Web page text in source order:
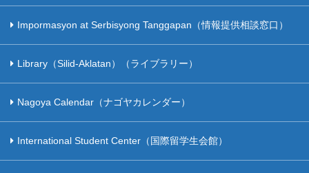
Impormasyon at Serbisyong Tanggapan（情報提供相談窓口）
Library（Silid-Aklatan）（ライブラリー）
Nagoya Calendar（ナゴヤカレンダー）
International Student Center（国際留学生会館）